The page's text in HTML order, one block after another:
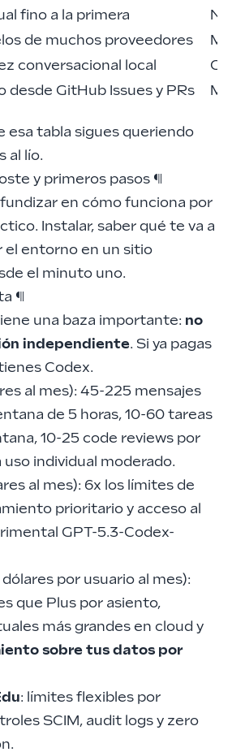
fino a la primera
No
de muchos proveedores
conversacional local
desde GitHub Issues y PRs
esa tabla sigues queriendo
al lío.
y primeros pasos ¶
en cómo funciona por
Instalar, saber qué te va a
el entorno en un sitio
el minuto uno.
¶
una baza importante: no
independiente. Si ya pagas
Codex.
al mes): 45-225 mensajes
de 5 horas, 10-60 tareas
10-25 code reviews por
uso individual moderado.
al mes): 6x los límites de
prioritario y acceso al
GPT-5.3-Codex-
por usuario al mes):
que Plus por asiento,
más grandes en cloud y
sobre tus datos por
: límites flexibles por
SCIM, audit logs y zero